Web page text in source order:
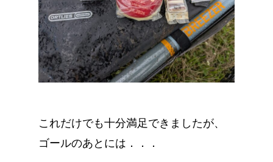
これだけでも十分満足できましたが、
ゴールのあとには．．．